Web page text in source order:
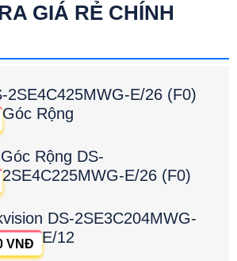
GIÁ RẺ CHÍNH
2SE4C425MWG-E/26 (F0)
Góc Rộng
Rộng DS-
2SE4C225MWG-E/26 (F0)
DS-2SE3C204MWG-
E/12
VNĐ